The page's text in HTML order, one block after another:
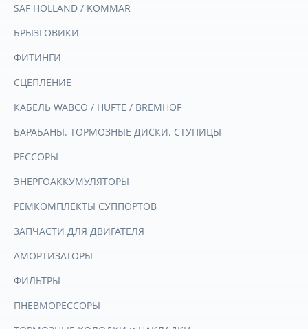
SAF HOLLAND / KOMMAR
БРЫЗГОВИКИ
ФИТИНГИ
СЦЕПЛЕНИЕ
КАБЕЛЬ WABCO / HUFTE / BREMHOF
БАРАБАНЫ. ТОРМОЗНЫЕ ДИСКИ. СТУПИЦЫ
РЕССОРЫ
ЭНЕРГОАККУМУЛЯТОРЫ
РЕМКОМПЛЕКТЫ СУППОРТОВ
ЗАПЧАСТИ ДЛЯ ДВИГАТЕЛЯ
АМОРТИЗАТОРЫ
ФИЛЬТРЫ
ПНЕВМОРЕССОРЫ